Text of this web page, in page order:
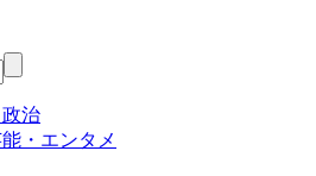
治
・エンタメ